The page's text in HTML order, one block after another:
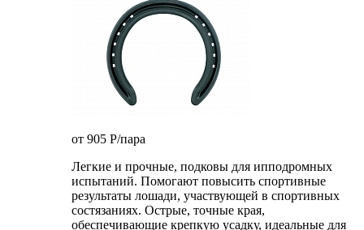
от 905 P/пара
Легкие и прочные, подковы для ипподромных
испытаний. Помогают повысить спортивные
результаты лошади, участвующей в спортивных
состязаниях. Острые, точные края,
обеспечивающие крепкую усадку, идеальные для